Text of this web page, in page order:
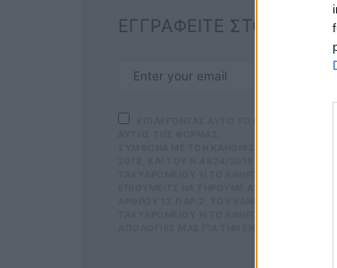
ΕΓΓΡΑΦΕΙΤΕ ΣΤΟ
2018, ΚΑΙ ΤΟΥ Ν.4624/2019 ΠΟΥ ΈΧΕΙ
ΤΑΧΥΔΡΟΜΕΊΟΥ Ή ΤΟ ΚΙΝΗΤΌ ΣΑΣ
ΙΘΥΜΕΊΤΕ ΝΑ ΤΗΡΟΎΜΕ ΑΡΧΕΊΟ ΤΗΣ
ΡΟΥ 13,ΠΑΡ.2, ΤΟΥ ΚΑΝΟΝΙΣΜΟΎ ΕΕ 2016/